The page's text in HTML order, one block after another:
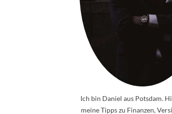
Ich bin Daniel aus Potsdam.
meine Tipps zu Finanzen,